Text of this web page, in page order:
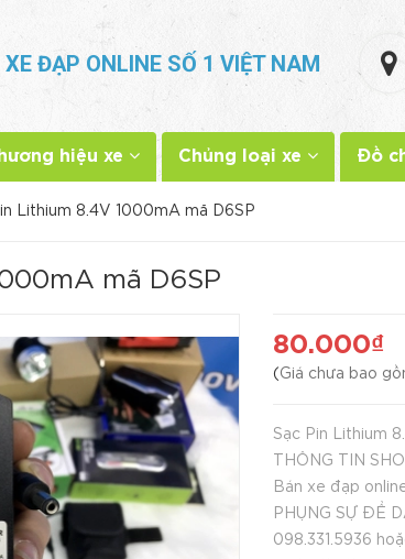
ĐẠP ONLINE SỐ 1 VIỆT NAM
hiệu xe Chủng loại xe Đồ
Lithium 8.4V 1000mA mã D6SP
mã D6SP
80.000₫
( Giá chưa bao
Sạc Pin Lithium
THÔNG TIN
Bán xe đạp
PHỤNG SỰ ĐỂ
098.331.5936